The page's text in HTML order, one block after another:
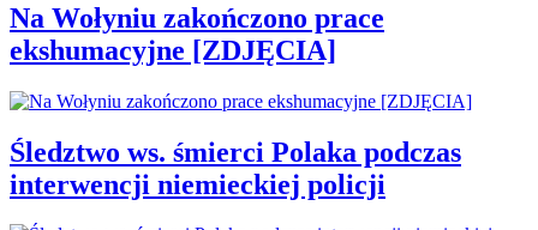
Na Wołyniu zakończono prace
ekshumacyjne [ZDJĘCIA]
Śledztwo ws. śmierci Polaka podczas
interwencji niemieckiej policji